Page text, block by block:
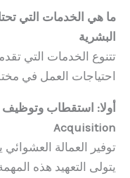
ما هي الخدمات التي
البشرية
تتنوع الخدمات التي
احتياجات العمل في
Acquisition
توفير العمالة
يتولى التعهيد هذه